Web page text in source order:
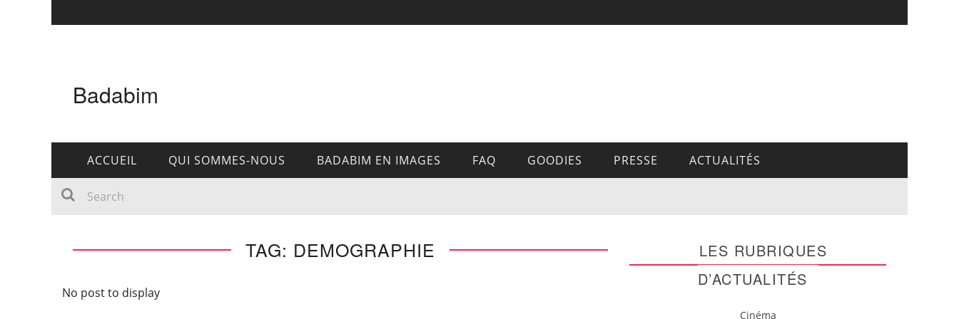
Badabim
ACCUEIL QUI SOMMES-NOUS BADABIM EN IMAGES FAQ GOODIES PRESSE ACTUALITÉS
TAG: DEMOGRAPHIE
No post to display
LES RUBRIQUES
D’ACTUALITÉS
Cinéma